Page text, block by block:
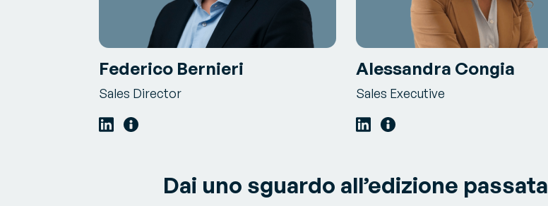
Federico Bernieri
Sales Director
Alessandra Congia
Sales Executive
Dai uno sguardo all’edizione passata